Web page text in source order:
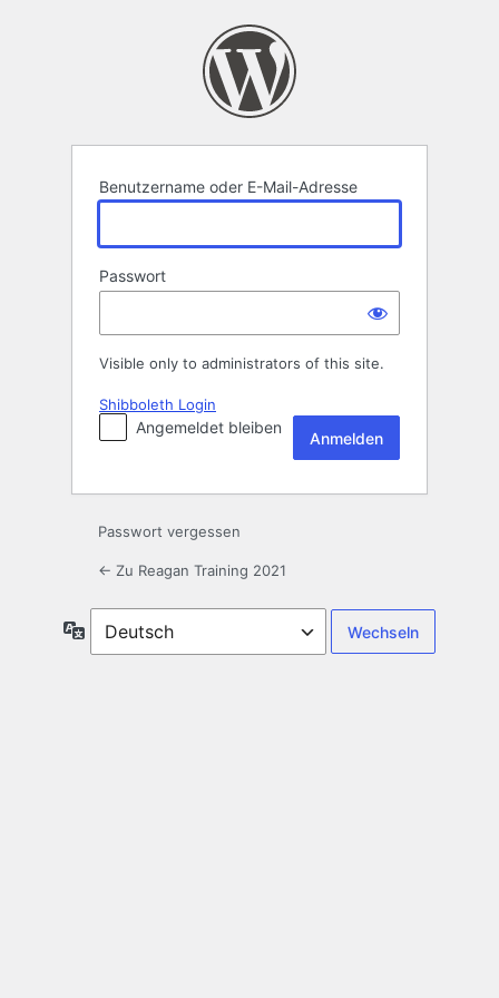
Benutzername oder E-Mail-Adresse
Passwort
Visible only to administrators of this site.
Shibboleth Login
Angemeldet bleiben
Passwort vergessen
← Zu Reagan Training 2021
Sprache